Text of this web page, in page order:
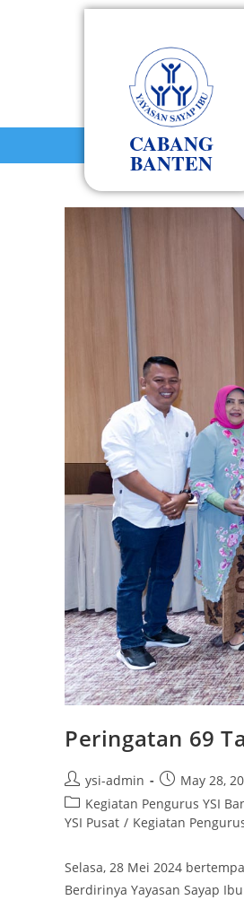
CABANG
BANTEN
Peringatan 69
ysi-admin
May 28,
Kegiatan Pengurus YSI
YSI Pusat / Kegiatan
Selasa, 28 Mei 2024
Berdirinya Yayasan Sayap